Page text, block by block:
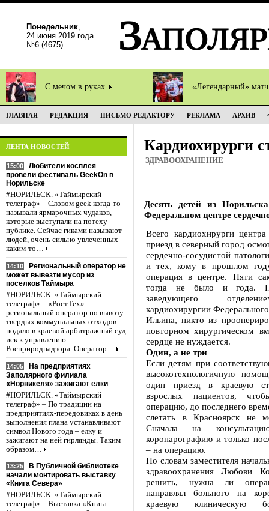
Понедельник,
24 июня 2019 года
№6 (4675)
С мечом в руках «Легендарный»
ГЛАВНАЯ РЕДАКЦИЯ ПИСЬМО РЕДАКТОРУ РЕКЛАМА АРХИВ
ЛЕНТА НОВОСТЕЙ
15:00
Любители косплея
провели фестиваль GeekOn в
Норильске
#НОРИЛЬСК. «Таймырский
телеграф» – Словом geek когда-то
называли ярмарочных чудаков,
которые выступали на потеху
публике. Сейчас гиками называют
людей, очень сильно увлеченных
каким-то…
14:10
Региональный оператор не
может вывезти мусор из
поселков Таймыра
#НОРИЛЬСК. «Таймырский
телеграф» – «РостТех» –
региональный оператор по вывозу
твердых коммунальных отходов –
подало в краевой арбитражный суд
иск к управлению
Росприроднадзора. Оператор…
14:05
На предприятиях
Заполярного филиала
«Норникеля» зажигают елки
#НОРИЛЬСК. «Таймырский
телеграф» – По традиции на
предприятиях-передовиках в день
выполнения плана устанавливают
символ Нового года – елку и
зажигают на ней гирлянды. Таким
образом…
13:25
В Публичной библиотеке
начали монтировать выставку
«Книга Севера»
#НОРИЛЬСК. «Таймырский
телеграф» – Выставка «Книга
Кардиохирурги
ЗДРАВООХРАНЕНИЕ
Десять детей из
Федеральном центре
Всего кардиохирурги
приезд в северный город
сердечно-сосудистой
и тех, кому в прошлом
операция в центре. Пяти
тогда не было и года.
заведующего
кардиохирургии
Ильина, никто из
повторном хирургическом
сердце не нуждается.
Один, а не три
Если детям при
высокотехнологичную
один приезд в краевую
взрослых пациентов,
операцию, до последнего
слетать в Красноярск не
Сначала на
коронарографию и только
– на операцию.
По словам заместителя
здравоохранения Любови
решить, нужна ли
направлял больного на
краевую клиническую